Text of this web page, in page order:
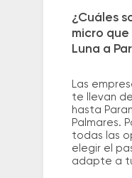
¿Cuáles
micro
Luna a
Las
te llevan
hasta
Palmares.
todas las
elegir el
adapte a